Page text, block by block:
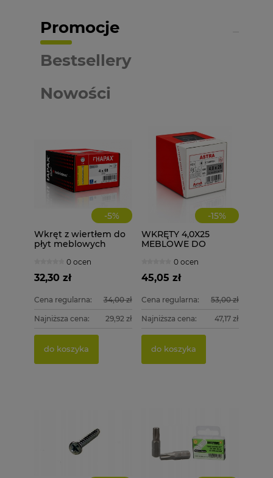
Promocje
Nowości
Bestsellery
-5%
Wkręt z wiertłem do
płyt meblowych
HAPAX 200 szt. + BIT
Tx20
0 ocen
32,30 zł
Cena regularna: 34,00 zł
Najniższa cena: 29,92 zł
do koszyka
-15%
WKRĘTY 4,0X25
MEBLOWE DO
0 ocen
45,05 zł
Cena regularna: 53,00 zł
Najniższa cena: 47,17 zł
do koszyka